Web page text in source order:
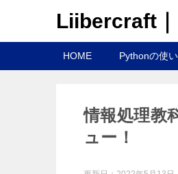
Liibercraft
HOME Pythonの使
情報処理教
ュー！